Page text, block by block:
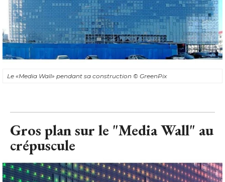
Le «Media Wall» pendant sa construction © GreenPix
Gros plan sur le "Media Wall" au
crépuscule